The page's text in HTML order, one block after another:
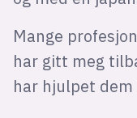
Mange
har gitt meg
har hjulpet dem